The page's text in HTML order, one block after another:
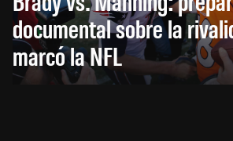
documental sobre la
marcó la NFL